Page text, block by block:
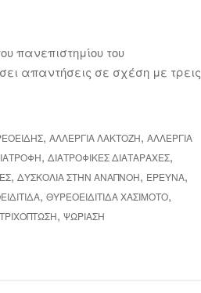
πανεπιστημίου του
απαντήσεις σε σχέση με τρεις
, ΑΛΛΕΡΓΊΑ ΛΑΚΤΌΖΗ, ΑΛΛΕΡΓΊΑ
, ΔΙΑΤΡΟΦΙΚΈΣ ΔΙΑΤΑΡΑΧΈΣ,
, ΔΥΣΚΟΛΊΑ ΣΤΗΝ ΑΝΑΠΝΟΉ, ΈΡΕΥΝΑ,
, ΘΥΡΕΟΕΙΔΊΤΙΔΑ ΧΑΣΙΜΟΤΟ,
ΤΡΙΧΌΠΤΩΣΗ, ΨΩΡΊΑΣΗ